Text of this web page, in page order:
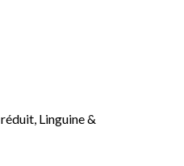
Linguine &